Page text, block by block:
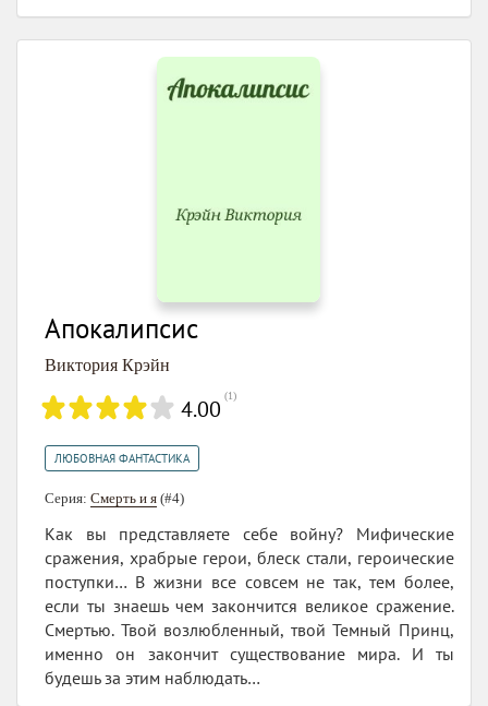
Апокалипсис
Виктория Крэйн
4.00 (1)
ЛЮБОВНАЯ ФАНТАСТИКА
Серия: Смерть и я (#4)
Как вы представляете себе войну? Мифические
сражения, храбрые герои, блеск стали, героические
поступки… В жизни все совсем не так, тем более,
если ты знаешь чем закончится великое сражение.
Смертью. Твой возлюбленный, твой Темный Принц,
именно он закончит существование мира. И ты
будешь за этим наблюдать…